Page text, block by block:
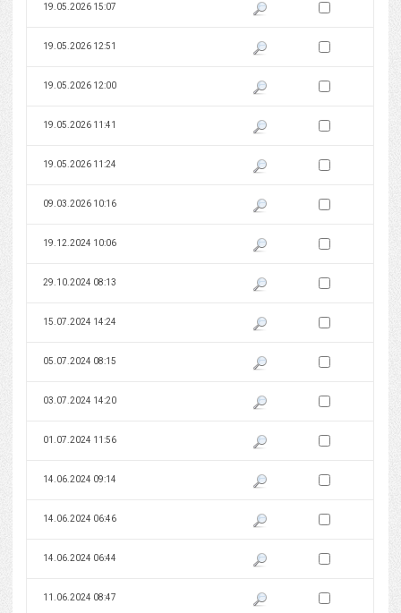
19.05.2026 15:07 Pokaż podgląd wersji z dnia
Zaznacz wersję do
19.05.2026 12:51 Pokaż podgląd wersji z dnia
Zaznacz wersję do
19.05.2026 12:00 Pokaż podgląd wersji z dnia
Zaznacz wersję do
19.05.2026 11:41 Pokaż podgląd wersji z dnia
Zaznacz wersję do
19.05.2026 11:24 Pokaż podgląd wersji z dnia
Zaznacz wersję do
09.03.2026 10:16 Pokaż podgląd wersji z dnia
Zaznacz wersję do
19.12.2024 10:06 Pokaż podgląd wersji z dnia
Zaznacz wersję do
29.10.2024 08:13 Pokaż podgląd wersji z dnia
Zaznacz wersję do
15.07.2024 14:24 Pokaż podgląd wersji z dnia
Zaznacz wersję do
05.07.2024 08:15 Pokaż podgląd wersji z dnia
Zaznacz wersję do
03.07.2024 14:20 Pokaż podgląd wersji z dnia
Zaznacz wersję do
01.07.2024 11:56 Pokaż podgląd wersji z dnia
Zaznacz wersję do
14.06.2024 09:14 Pokaż podgląd wersji z dnia
Zaznacz wersję do
14.06.2024 06:46 Pokaż podgląd wersji z dnia
Zaznacz wersję do
14.06.2024 06:44 Pokaż podgląd wersji z dnia
Zaznacz wersję do
11.06.2024 08:47 Pokaż podgląd wersji z dnia
Zaznacz wersję do